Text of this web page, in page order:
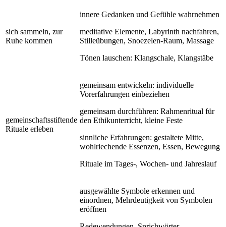
sich sammeln, zur
Ruhe kommen
innere Gedanken und Gefühle wahrnehmen
meditative Elemente, Labyrinth nachfahren,
Stilleübungen, Snoezelen-Raum, Massage
Tönen lauschen: Klangschale, Klangstäbe
gemeinschaftsstiftende
Rituale erleben
gemeinsam entwickeln: individuelle
Vorerfahrungen einbeziehen
gemeinsam durchführen: Rahmenritual für
den Ethikunterricht, kleine Feste
sinnliche Erfahrungen: gestaltete Mitte,
wohlriechende Essenzen, Essen, Bewegung
Rituale im Tages-, Wochen- und Jahreslauf
ausgewählte Symbole erkennen und
einordnen, Mehrdeutigkeit von Symbolen
eröffnen